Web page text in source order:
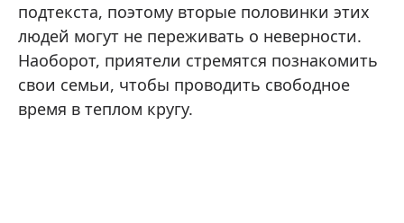
подтекста, поэтому вторые половинки этих
людей могут не переживать о неверности.
Наоборот, приятели стремятся познакомить
свои семьи, чтобы проводить свободное
время в теплом кругу.